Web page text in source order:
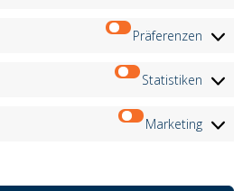
Präferenzen
Statistiken
Marketing